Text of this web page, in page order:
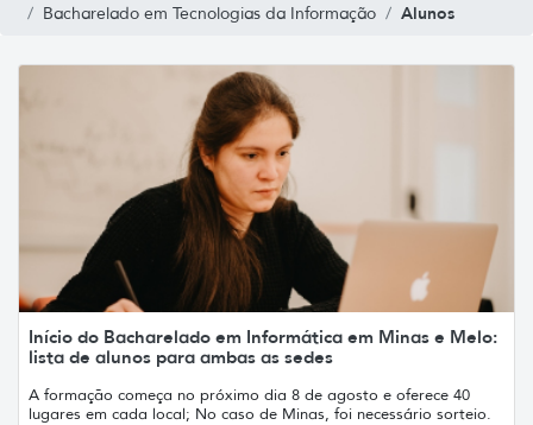
Bacharelado em Tecnologias da Informação
Alunos
Início do Bacharelado em Informática em Minas e Melo:
lista de alunos para ambas as sedes
A formação começa no próximo dia 8 de agosto e oferece 40
lugares em cada local; No caso de Minas, foi necessário sorteio.